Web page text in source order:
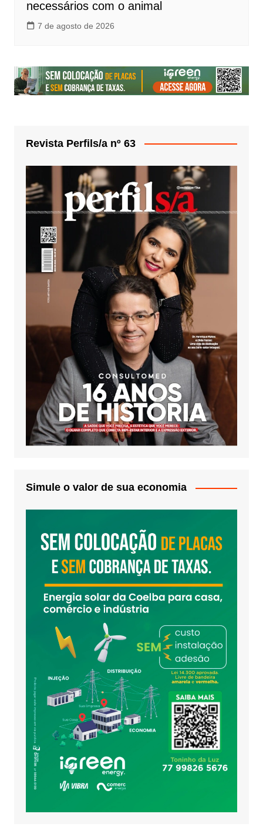
necessários com o animal
7 de agosto de 2026
Revista Perfils/a nº 63
Simule o valor de sua economia